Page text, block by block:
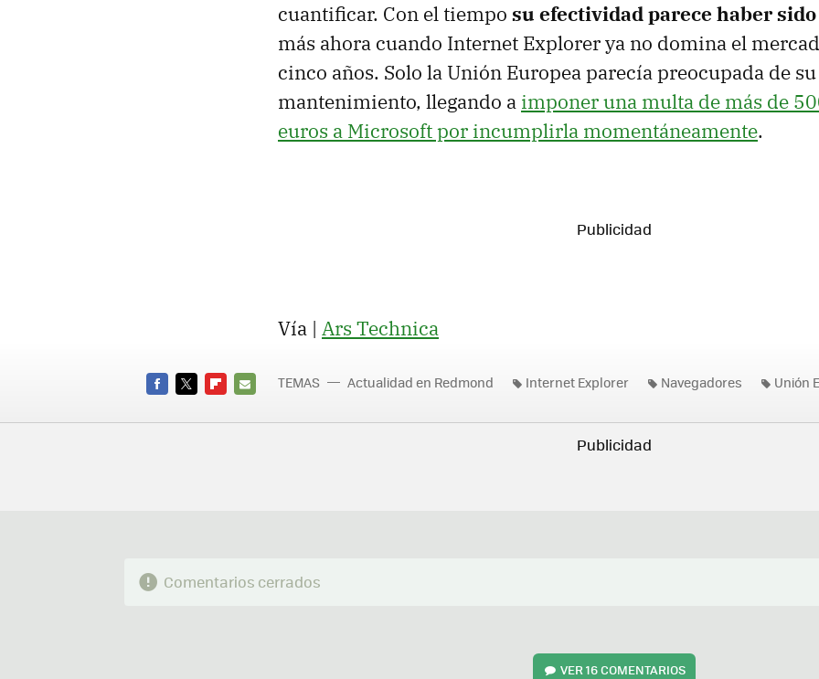
cuantificar. Con el tiempo su efectividad parece haber
más ahora cuando Internet Explorer ya no domina el
cinco años. Solo la Unión Europea parecía preocupada de su
mantenimiento, llegando a imponer una multa de más de
euros a Microsoft por incumplirla momentáneamente.
Vía | Ars Technica
MAIL
TEMAS Actualidad en Redmond Internet Explorer Navegadores Unión
Comentarios cerrados
VER16 COMENTARIOS